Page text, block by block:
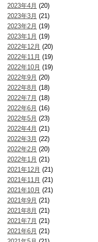
2023年4月 (20)
2023年3月 (21)
2023年2月 (19)
2023年1月 (19)
2022年12月 (20)
2022年11月 (19)
2022年10月 (19)
2022年9月 (20)
2022年8月 (18)
2022年7月 (18)
2022年6月 (16)
2022年5月 (23)
2022年4月 (21)
2022年3月 (22)
2022年2月 (20)
2022年1月 (21)
2021年12月 (21)
2021年11月 (21)
2021年10月 (21)
2021年9月 (21)
2021年8月 (21)
2021年7月 (21)
2021年6月 (21)